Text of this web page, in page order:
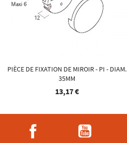
PIÈCE DE FIXATION DE MIROIR - PI - DIAM.
35MM
13,17 €